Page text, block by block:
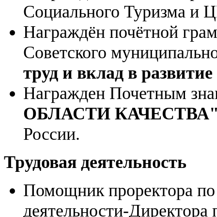
Социального Туризма и
Награждён почётной
Советского
труд и вклад в
Награжден Почетным
ОБЛАСТИ
России.
Трудовая деятельность
Помощник проректора
деятельности-